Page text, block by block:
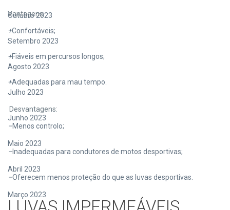
Vantagens:
+Confortáveis;
+Fiáveis em percursos longos;
+Adequadas para mau tempo.
Desvantagens:
–Menos controlo;
–Inadequadas para condutores de motos desportivas;
–Oferecem menos proteção do que as luvas desportivas.
Outubro 2023
Setembro 2023
Agosto 2023
Julho 2023
Junho 2023
Maio 2023
Abril 2023
Março 2023